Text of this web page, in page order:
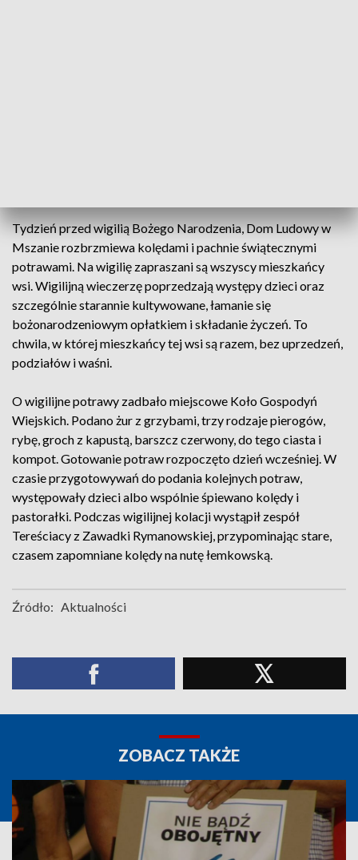
Tydzień przed wigilią Bożego Narodzenia, Dom Ludowy w
Mszanie rozbrzmiewa kolędami i pachnie świątecznymi
potrawami. Na wigilię zapraszani są wszyscy mieszkańcy
wsi. Wigilijną wieczerzę poprzedzają występy dzieci oraz
szczególnie starannie kultywowane, łamanie się
bożonarodzeniowym opłatkiem i składanie życzeń. To
chwila, w której mieszkańcy tej wsi są razem, bez uprzedzeń,
podziałów i waśni.
O wigilijne potrawy zadbało miejscowe Koło Gospodyń
Wiejskich. Podano żur z grzybami, trzy rodzaje pierogów,
rybę, groch z kapustą, barszcz czerwony, do tego ciasta i
kompot. Gotowanie potraw rozpoczęto dzień wcześniej. W
czasie przygotowywań do podania kolejnych potraw,
występowały dzieci albo wspólnie śpiewano kolędy i
pastorałki. Podczas wigilijnej kolacji wystąpił zespół
Tereściacy z Zawadki Rymanowskiej, przypominając stare,
czasem zapomniane kolędy na nutę łemkowską.
Źródło: Aktualności
ZOBACZ TAKŻE